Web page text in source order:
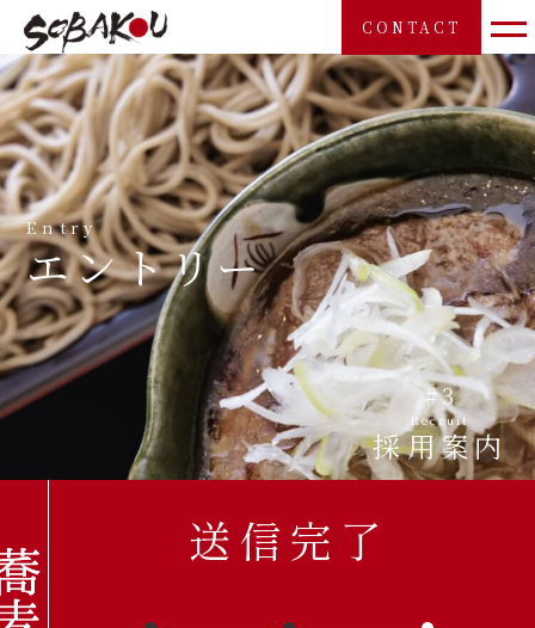
CONTACT
Entry
エントリー
#3
Recruit
採用案内
送信完了